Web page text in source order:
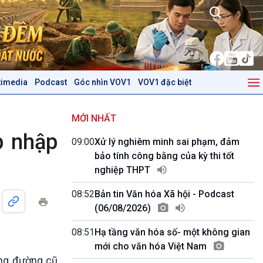
Podcast Góc nhìn VOV1 VOV1 đặc biệt
Trước giờ mở cửa
Dòng chảy Kinh tế
Tuyên chiến với gian lận
thương mại
Mùa vàng
Biển đảo Việt Nam
Tâm tình biên giới và hải
Tìm hiểu biển, đảo Việt
Nam
Góc nhìn VOV1
nhập
đường cũ
MỚI NHẤT
09:00Xử lý nghiêm minh sai phạm, đảm
bảo tính công bằng của kỳ thi tốt
nghiệp THPT
08:52Bản tin Văn hóa Xã hội - Podcast
(06/08/2026)
08:51Hạ tầng văn hóa số- một không gian
mới cho văn hóa Việt Nam